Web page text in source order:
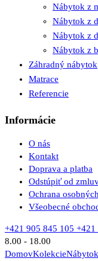
Nábytok z
Nábytok z
Nábytok z
Nábytok z
Záhradný nábytok
Matrace
Referencie
Informácie
O nás
Kontakt
Doprava a platba
Odstúpiť od
Ochrana
Všeobecné
+421 905 845 105 +421
8.00 - 18.00
DomovKolekcie